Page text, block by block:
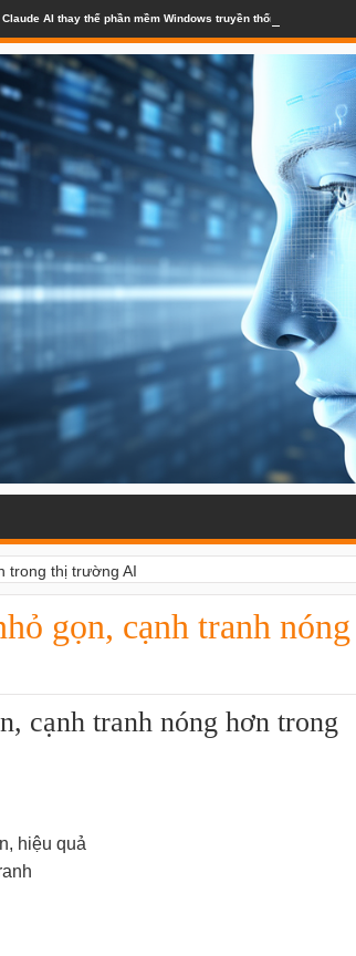
AI thay thế phần mềm Windows truyền thống
trong thị trường AI
gọn, cạnh tranh nóng
cạnh tranh nóng hơn trong
hiệu quả